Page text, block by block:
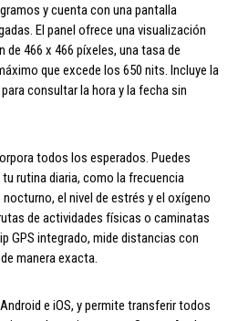
y cuenta con una pantalla
El panel ofrece una visualización
466 x 466 píxeles, una tasa de
que excede los 650 nits. Incluye la
consultar la hora y la fecha sin
todos los esperados. Puedes
rutina diaria, como la frecuencia
el nivel de estrés y el oxígeno
de actividades físicas o caminatas
GPS integrado, mide distancias con
manera exacta.
e iOS, y permite transferir todos